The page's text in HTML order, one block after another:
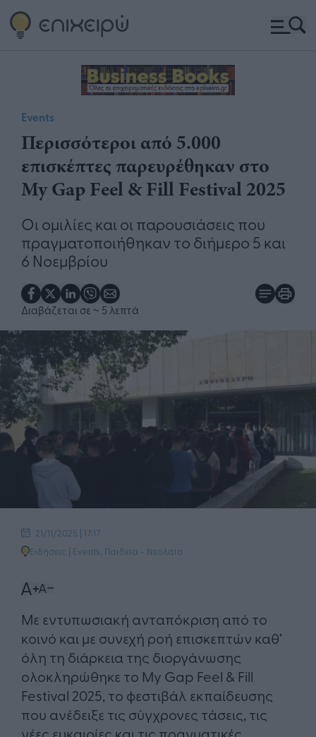
Events
Περισσότεροι από 5.000
επισκέπτες παρευρέθηκαν στο
My Gap Feel & Fill Festival 2025
Οι ομιλίες και οι παρουσιάσεις που
πραγματοποιήθηκαν το διήμερο 5 και
6 Νοεμβρίου
Διαβάζεται σε ~ 5 λεπτά
21/11/2025 | 17:17
Ειδήσεις | Events Παιδεία - Νεολαία
Με εντυπωσιακή ανταπόκριση από το
κοινό και με συνεχή ροή επισκεπτών καθ’
όλη τη διάρκεια της διοργάνωσης
ολοκληρώθηκε το My Gap Feel & Fill
Festival 2025, το φεστιβάλ εκπαίδευσης
που ανέδειξε τις σύγχρονες τάσεις, τις
νέες ευκαιρίες και τις πραγματικές